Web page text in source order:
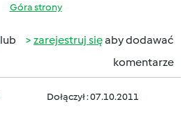
Góra strony
lub zarejestruj sięaby dodawać
komentarze
Dołączył : 07.10.2011